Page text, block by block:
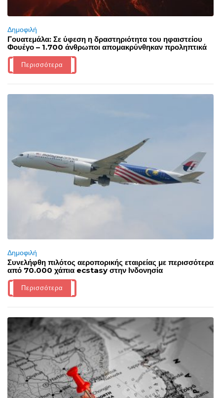
Δημοφιλή
Γουατεμάλα: Σε ύφεση η δραστηριότητα του ηφαιστείου
Φουέγο – 1.700 άνθρωποι απομακρύνθηκαν προληπτικά
Περισσότερα
Δημοφιλή
Συνελήφθη πιλότος αεροπορικής εταιρείας με περισσότερα
από 70.000 χάπια ecstasy στην Ινδονησία
Περισσότερα